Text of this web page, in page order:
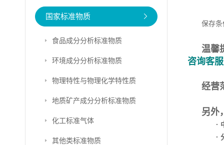
国家标准物质
食品成分分析标准物质
环境成分分析标准物质
物理特性与物理化学特性质
地质矿产成分分析标准物质
化工标准气体
其他类标准物质
保存
温馨
咨询客
经营
另外
·
·